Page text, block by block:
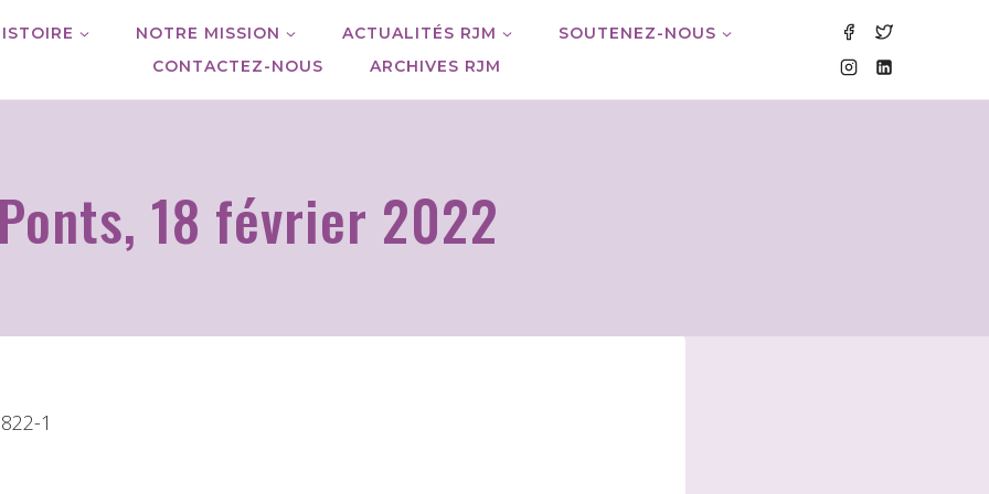
NOTRE MISSION ACTUALITÉS RJM
SOUTENEZ-NOUS
CONTACTEZ-NOUS
ARCHIVES RJM
Ponts, 18 février 2022